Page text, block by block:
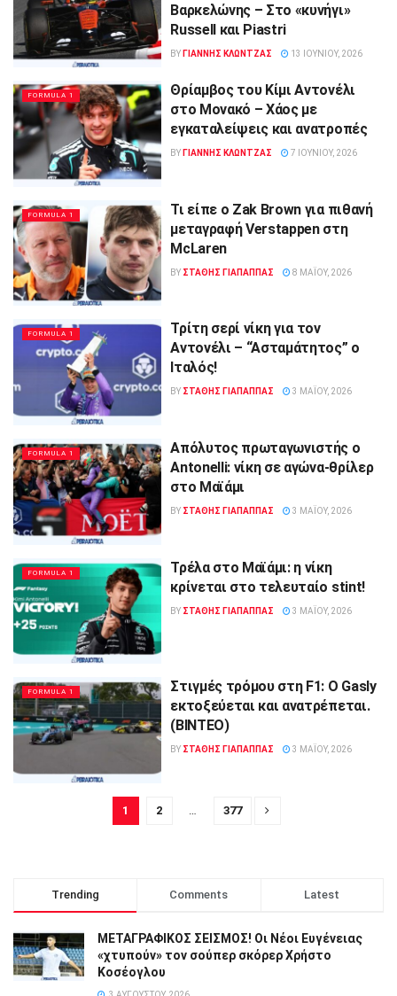
Βαρκελώνης – Στο «κυνήγι»
Russell και Piastri
BY ΓΙΆΝΝΗΣ ΚΛΏΝΤΖΑΣ 13 ΙΟΥΝΊΟΥ, 2026
FORMULA 1
Θρίαμβος του Κίμι Αντονέλι
στο Μονακό – Χάος με
εγκαταλείψεις και ανατροπές
BY ΓΙΆΝΝΗΣ ΚΛΏΝΤΖΑΣ 7 ΙΟΥΝΊΟΥ, 2026
FORMULA 1
Τι είπε ο Zak Brown για πιθανή
μεταγραφή Verstappen στη
McLaren
BY ΣΤΑΘΗΣ ΓΊΑΠΑΠΠΑΣ 8 ΜΑΪ́ΟΥ, 2026
FORMULA 1
Τρίτη σερί νίκη για τον
Αντονέλι – “Ασταμάτητος” ο
Ιταλός!
BY ΣΤΑΘΗΣ ΓΊΑΠΑΠΠΑΣ 3 ΜΑΪ́ΟΥ, 2026
FORMULA 1
Απόλυτος πρωταγωνιστής ο
Antonelli: νίκη σε αγώνα-θρίλερ
στο Μαϊάμι
BY ΣΤΑΘΗΣ ΓΊΑΠΑΠΠΑΣ 3 ΜΑΪ́ΟΥ, 2026
FORMULA 1
Τρέλα στο Μαϊάμι: η νίκη
κρίνεται στο τελευταίο stint!
BY ΣΤΑΘΗΣ ΓΊΑΠΑΠΠΑΣ 3 ΜΑΪ́ΟΥ, 2026
FORMULA 1
Στιγμές τρόμου στη F1: Ο Gasly
εκτοξεύεται και ανατρέπεται.
(ΒΙΝΤΕΟ)
BY ΣΤΑΘΗΣ ΓΊΑΠΑΠΠΑΣ 3 ΜΑΪ́ΟΥ, 2026
1 2 377
Trending Comments Latest
ΜΕΤΑΓΡΑΦΙΚΟΣ ΣΕΙΣΜΟΣ! Οι Νέοι Ευγένειας
«χτυπούν» τον σούπερ σκόρερ Χρήστο
Κοσέογλου